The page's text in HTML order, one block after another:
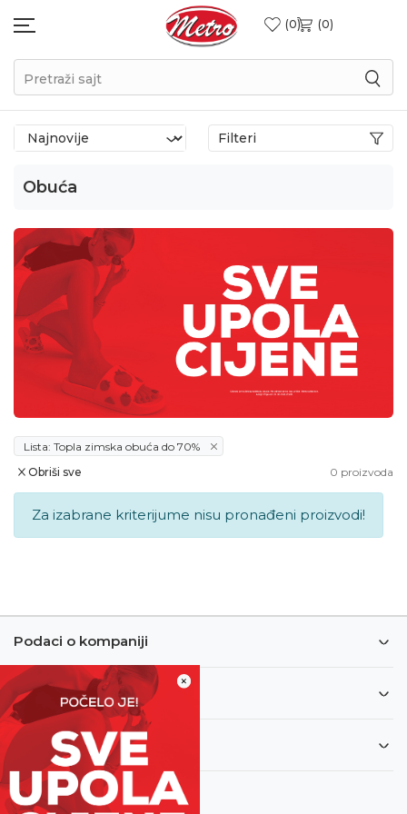
0 0
Pretraži sajt
×
Obuća
Filteri
Lista: Topla zimska obuća do 70%
0 proizvoda
Obriši sve
Za izabrane kriterijume nisu pronađeni proizvodi!
Podaci o kompaniji
Informacije
Korisnički servis
Newsletter